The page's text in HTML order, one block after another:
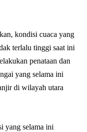
kondisi cuaca yang
terlalu tinggi saat ini
penataan dan
yang selama ini
di wilayah utara
yang selama ini